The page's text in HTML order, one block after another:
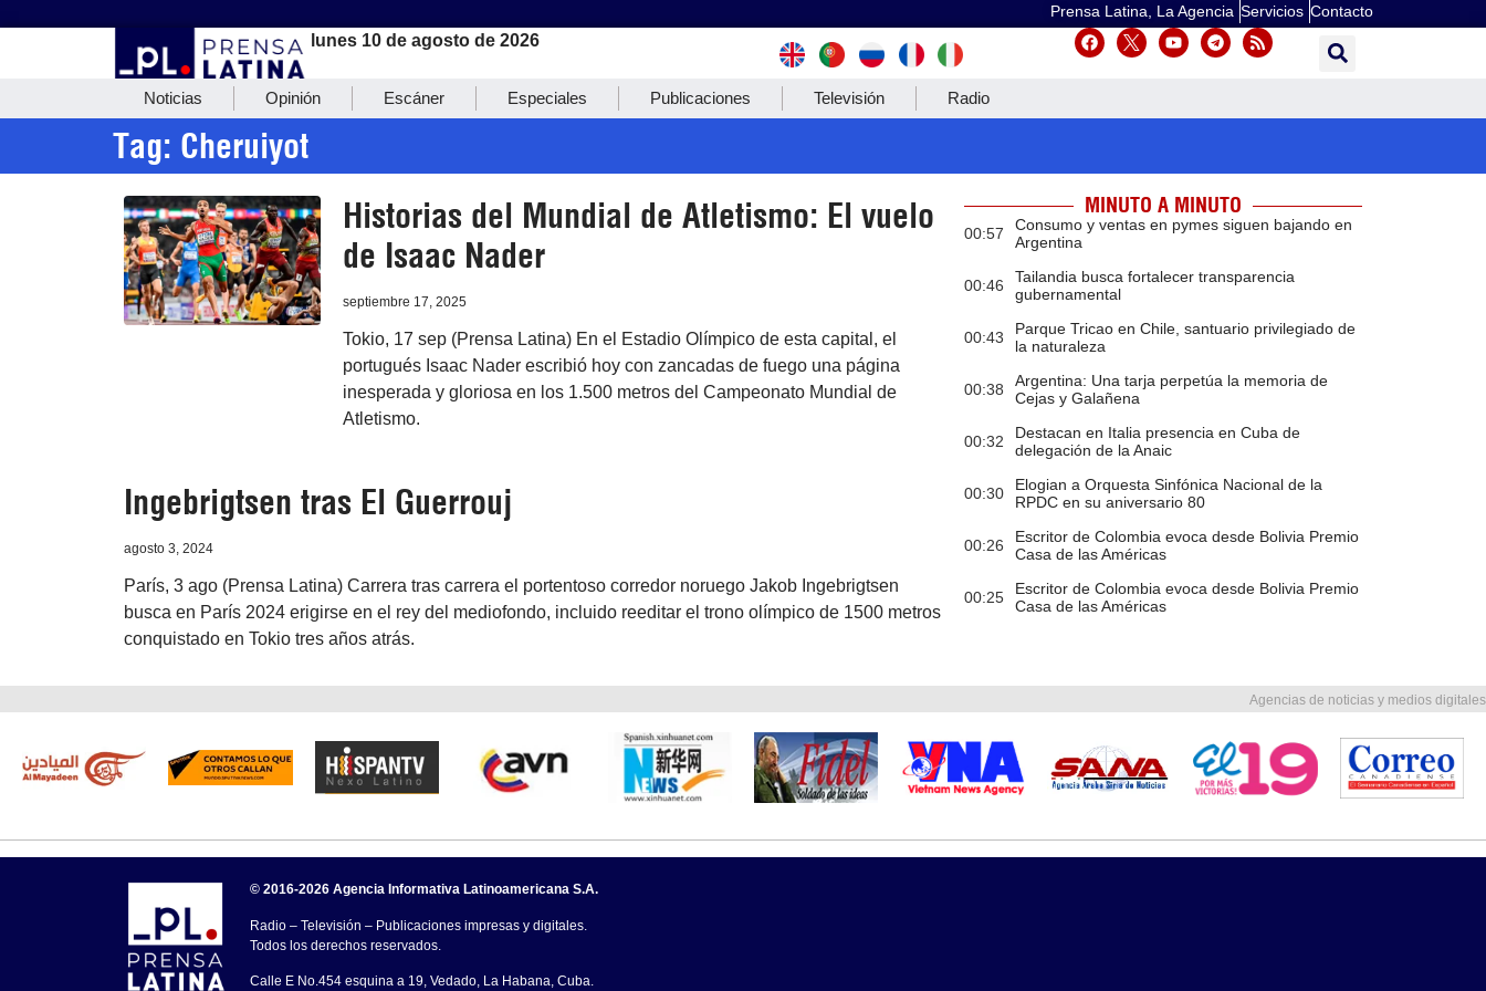
Prensa Latina, La Agencia Servicios Contacto
lunes 10 de agosto de 2026
Noticias Opinión Escáner Especiales Publicaciones Televisión Radio
Tag: Cheruiyot
Historias del Mundial de Atletismo: El vuelo
de Isaac Nader
septiembre 17, 2025
Tokio, 17 sep (Prensa Latina) En el Estadio Olímpico de esta capital, el
portugués Isaac Nader escribió hoy con zancadas de fuego una página
inesperada y gloriosa en los 1.500 metros del Campeonato Mundial de
Atletismo.
Ingebrigtsen tras El Guerrouj
agosto 3, 2024
París, 3 ago (Prensa Latina) Carrera tras carrera el portentoso corredor noruego Jakob Ingebrigtsen
busca en París 2024 erigirse en el rey del mediofondo, incluido reeditar el trono olímpico de 1500 metros
conquistado en Tokio tres años atrás.
MINUTO A MINUTO
00:57
Consumo y ventas en pymes siguen bajando en
Argentina
00:46
Tailandia busca fortalecer transparencia
gubernamental
00:43
Parque Tricao en Chile, santuario privilegiado de
la naturaleza
00:38
Argentina: Una tarja perpetúa la memoria de
Cejas y Galañena
00:32
Destacan en Italia presencia en Cuba de
delegación de la Anaic
00:30
Elogian a Orquesta Sinfónica Nacional de la
RPDC en su aniversario 80
00:26
Escritor de Colombia evoca desde Bolivia Premio
Casa de las Américas
00:25
Escritor de Colombia evoca desde Bolivia Premio
Casa de las Américas
Agencias de noticias y medios digitales
© 2016-2026 Agencia Informativa Latinoamericana S.A.
Radio – Televisión – Publicaciones impresas y digitales.
Todos los derechos reservados.
Calle E No.454 esquina a 19, Vedado, La Habana, Cuba.